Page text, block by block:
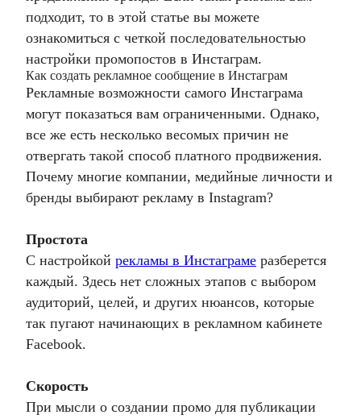
подходит, то в этой статье вы можете
ознакомиться с четкой последовательностью
настройки промопостов в Инстаграм.
Как создать рекламное сообщение в Инстаграм
Рекламные возможности самого Инстаграма
могут показаться вам ограниченными. Однако,
все же есть несколько весомых причин не
отвергать такой способ платного продвижения.
Почему многие компании, медийные личности и
бренды выбирают рекламу в Instagram?
Простота
С настройкой рекламы в Инстаграме разберется
каждый. Здесь нет сложных этапов с выбором
аудиторий, целей, и других нюансов, которые
так пугают начинающих в рекламном кабинете
Facebook.
Скорость
При мысли о создании промо для публикации